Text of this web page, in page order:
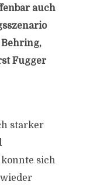
auch
Fugger
starker
sich